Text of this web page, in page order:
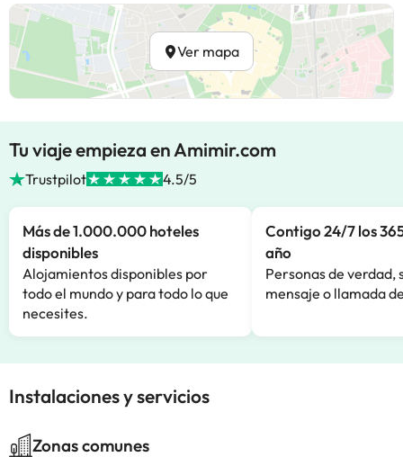
Ver mapa
Tu viaje empieza en Amimir.com
Trustpilot 4.5/5
Más de 1.000.000 hoteles
disponibles
Alojamientos disponibles por
todo el mundo y para todo lo que
necesites.
Contigo 24/7 los
año
Personas de verdad,
mensaje o llamada
Instalaciones y servicios
Zonas comunes